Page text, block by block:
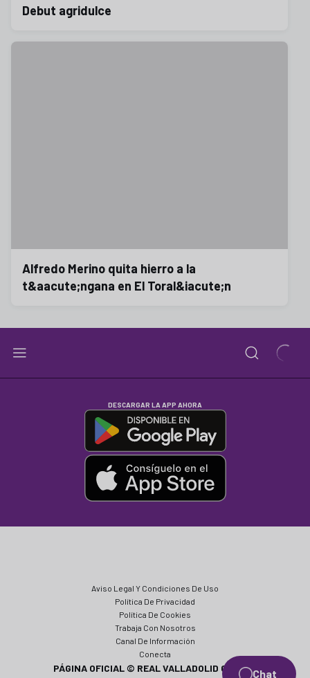
Chat
Debut agridulce
Alfredo Merino quita hierro a la
t&aacute;ngana en El Toral&iacute;n
DESCARGAR LA APP AHORA
Aviso Legal Y Condiciones De Uso
Política De Privacidad
Política De Cookies
Trabaja Con Nosotros
Canal De Información
Conecta
PÁGINA OFICIAL © REAL VALLADOLID CF 2024